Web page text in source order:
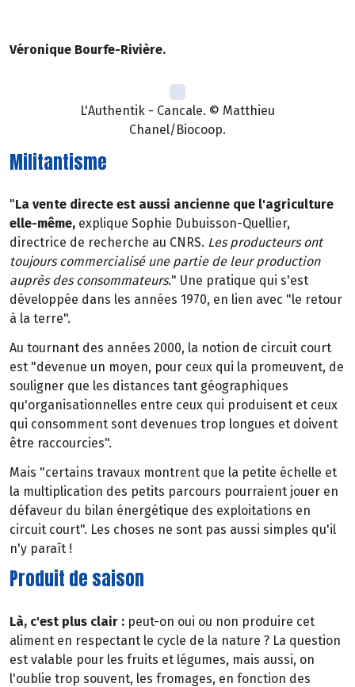
Véronique Bourfe-Rivière.
L'Authentik - Cancale. © Matthieu
Chanel/Biocoop.
Militantisme
"La vente directe est aussi ancienne que l'agriculture
elle-même, explique Sophie Dubuisson-Quellier,
directrice de recherche au CNRS. Les producteurs ont
toujours commercialisé une partie de leur production
auprès des consommateurs." Une pratique qui s'est
développée dans les années 1970, en lien avec "le retour
à la terre".
Au tournant des années 2000, la notion de circuit court
est "devenue un moyen, pour ceux qui la promeuvent, de
souligner que les distances tant géographiques
qu'organisationnelles entre ceux qui produisent et ceux
qui consomment sont devenues trop longues et doivent
être raccourcies".
Mais "certains travaux montrent que la petite échelle et
la multiplication des petits parcours pourraient jouer en
défaveur du bilan énergétique des exploitations en
circuit court". Les choses ne sont pas aussi simples qu'il
n'y paraît !
Produit de saison
Là, c'est plus clair : peut-on oui ou non produire cet
aliment en respectant le cycle de la nature ? La question
est valable pour les fruits et légumes, mais aussi, on
l'oublie trop souvent, les fromages, en fonction des